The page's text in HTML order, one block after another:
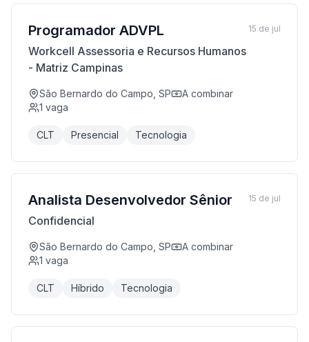
Programador ADVPL
Workcell Assessoria e Recursos Humanos
- Matriz Campinas
São Bernardo do Campo, SP
A combinar
1 vaga
CLT Presencial Tecnologia
15 de jul
Analista Desenvolvedor Sênior
Confidencial
São Bernardo do Campo, SP
A combinar
1 vaga
CLT Híbrido Tecnologia
15 de jul